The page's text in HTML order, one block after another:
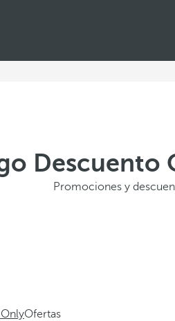
Descuento
Promociones y
Ofertas